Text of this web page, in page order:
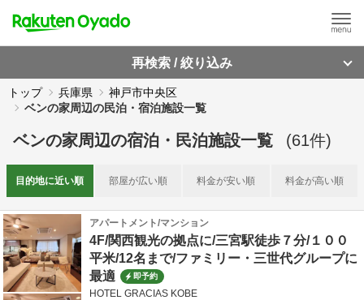
再検索 / 絞り込み
トップ 兵庫県
神戸市中央区
ベンの家周辺の民泊・宿泊施設一覧
ベンの家周辺の宿泊・民泊施設一覧 (61件)
目的地に近い順 部屋が広い順 料金が安い順 料金が高い順
アパートメント/マンション
4F/関西観光の拠点に/三宮駅徒歩７分/１００
平米/12名まで/ファミリー・三世代グループに
最適
即予約
HOTEL GRACIAS KOBE